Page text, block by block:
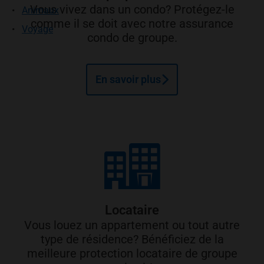
Animaux
Voyage
Vous vivez dans un condo? Protégez-le
comme il se doit avec notre assurance
condo de groupe.
En savoir plus
Locataire
Vous louez un appartement ou tout autre
type de résidence? Bénéficiez de la
meilleure protection locataire de groupe